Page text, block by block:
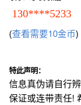
130****5233
(查看需要10金币)
特此声明：
信息真伪请自行
保证或连带责任!